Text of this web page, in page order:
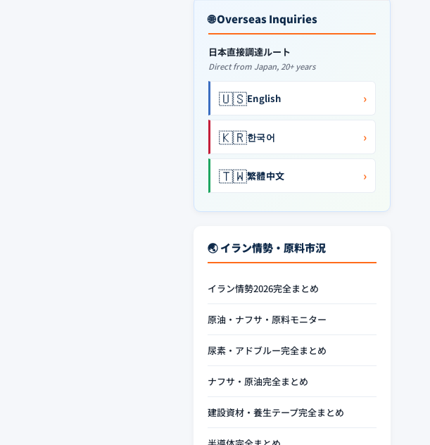
🌐 Overseas Inquiries
日本直接調達ルート
Direct from Japan, 20+ years
🇺🇸English ›
🇰🇷한국어 ›
🇹🇼繁體中文 ›
🌏 イラン情勢・原料市況
イラン情勢2026完全まとめ
原油・ナフサ・原料モニター
尿素・アドブルー完全まとめ
ナフサ・原油完全まとめ
建設資材・養生テープ完全まとめ